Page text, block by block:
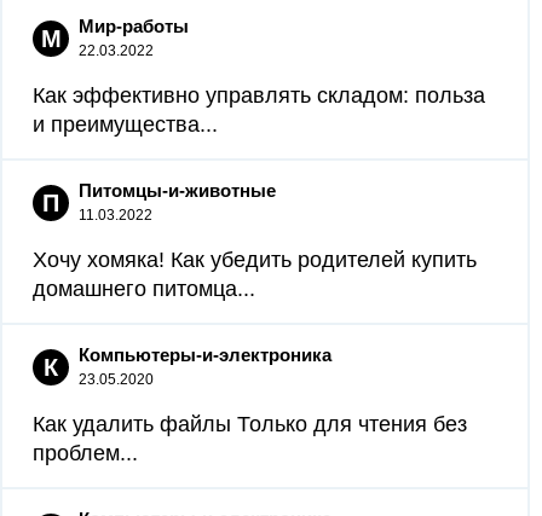
М Мир-работы
22.03.2022
Как эффективно управлять складом: польза
и преимущества...
П Питомцы-и-животные
11.03.2022
Хочу хомяка! Как убедить родителей купить
домашнего питомца...
К Компьютеры-и-электроника
23.05.2020
Как удалить файлы Только для чтения без
проблем...